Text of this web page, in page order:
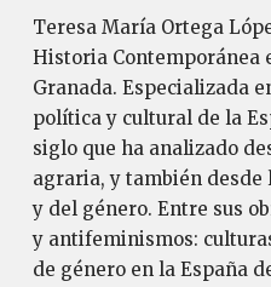
Teresa María Ortega
Historia Contemporánea
Granada. Especializada
política y cultural de la
siglo que ha analizado
agraria, y también
y del género. Entre sus
y antifeminismos:
de género en la España